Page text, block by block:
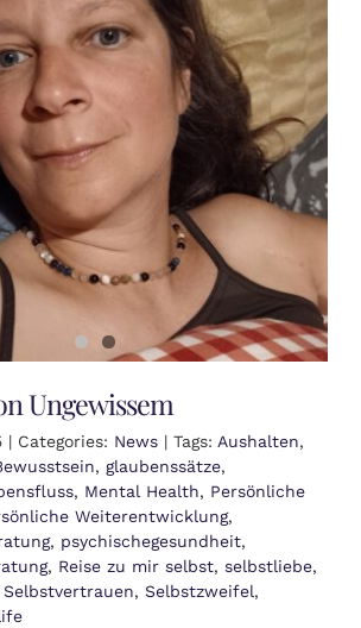
Ungewissem
| Categories: News | Tags: Aushalten,
, glaubenssätze,
, Mental Health, Persönliche
Weiterentwicklung,
, psychischegesundheit,
, Reise zu mir selbst, selbstliebe,
Selbstvertrauen, Selbstzweifel,